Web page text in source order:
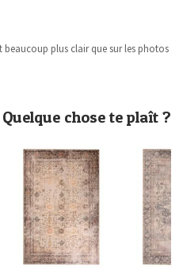
beaucoup plus clair que sur les photos
Quelque chose te plaît ?